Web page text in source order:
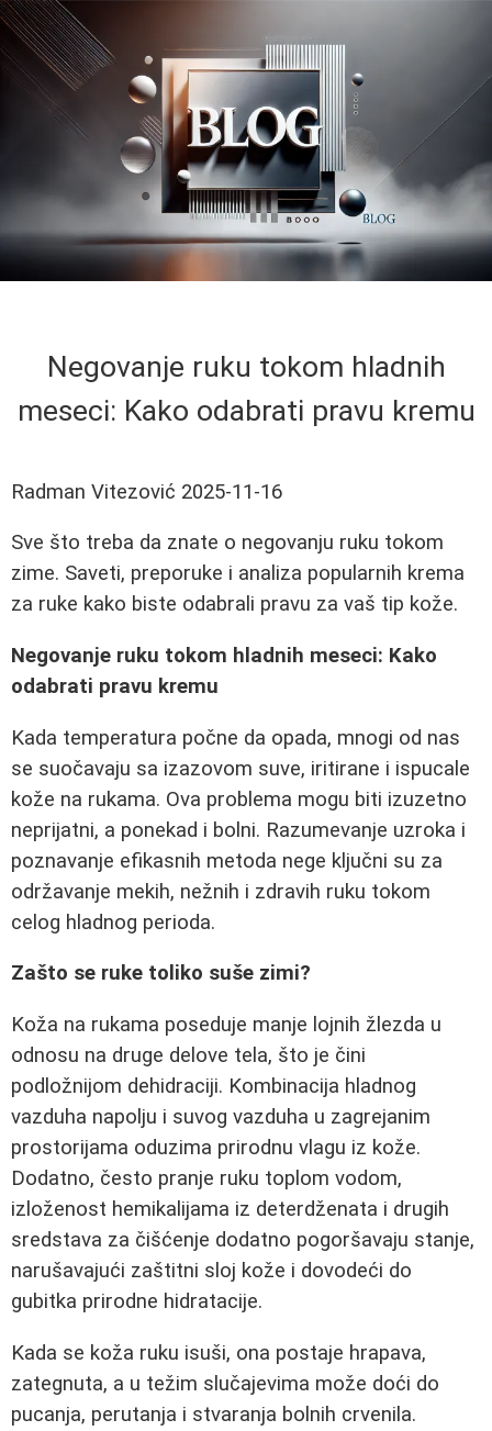
Negovanje ruku tokom hladnih
meseci: Kako odabrati pravu kremu
Radman Vitezović 2025-11-16
Sve što treba da znate o negovanju ruku tokom
zime. Saveti, preporuke i analiza popularnih krema
za ruke kako biste odabrali pravu za vaš tip kože.
Negovanje ruku tokom hladnih meseci: Kako
odabrati pravu kremu
Kada temperatura počne da opada, mnogi od nas
se suočavaju sa izazovom suve, iritirane i ispucale
kože na rukama. Ova problema mogu biti izuzetno
neprijatni, a ponekad i bolni. Razumevanje uzroka i
poznavanje efikasnih metoda nege ključni su za
održavanje mekih, nežnih i zdravih ruku tokom
celog hladnog perioda.
Zašto se ruke toliko suše zimi?
Koža na rukama poseduje manje lojnih žlezda u
odnosu na druge delove tela, što je čini
podložnijom dehidraciji. Kombinacija hladnog
vazduha napolju i suvog vazduha u zagrejanim
prostorijama oduzima prirodnu vlagu iz kože.
Dodatno, često pranje ruku toplom vodom,
izloženost hemikalijama iz deterdženata i drugih
sredstava za čišćenje dodatno pogoršavaju stanje,
narušavajući zaštitni sloj kože i dovodеći do
gubitka prirodne hidratacije.
Kada se koža ruku isuši, ona postaje hrapava,
zategnuta, a u težim slučajevima može doći do
pucanja, perutanja i stvaranja bolnih crvenila.